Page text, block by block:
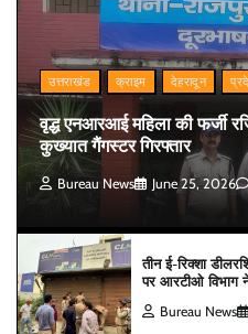
उत्तराखंड क्राइम देहरादून
वृद्ध एनआरआई महिला की फर्जी
कुख्यात गैंगस्टर गिरफ्तार
Bureau News June 25, 2026
तीन ई-रिक्शा
पर आरटीओ विभाग
Bureau News